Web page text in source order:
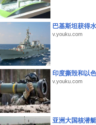
巴基斯坦获得
v.youku.com
印度撕毁和以
v.youku.com
亚洲大国核潜